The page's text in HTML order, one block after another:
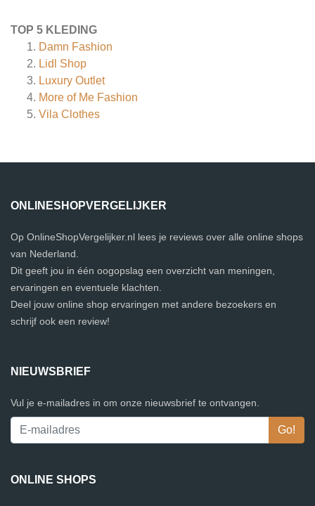
TOP 5 KLEDING
Damn Fashion
Lidl Shop
Luxury Outlet
More of Me Fashion
Vila Clothes
ONLINESHOPVERGELIJKER
Op OnlineShopVergelijker.nl lees je reviews over alle online shops
van Nederland.
Dit geeft jou in één oogopslag een overzicht van meningen,
ervaringen en eventuele klachten.
Deel jouw online shop ervaringen met andere bezoekers en
schrijf ook een review!
NIEUWSBRIEF
Vul je e-mailadres in om onze nieuwsbrief te ontvangen.
ONLINE SHOPS